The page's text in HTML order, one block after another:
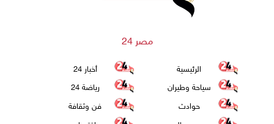
مصر 24
الرئيسية
أخبار 24
سياحة وطيران
رياضة 24
حوادث
فن وثقافة